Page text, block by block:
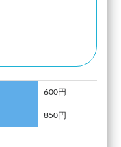
600円
850円